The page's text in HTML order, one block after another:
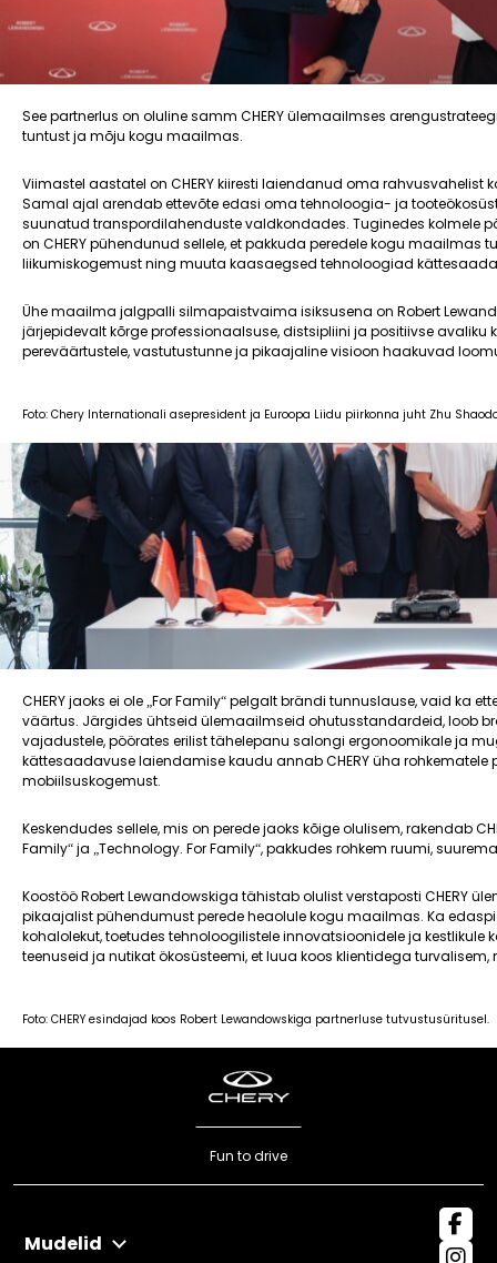
See partnerlus on oluline samm CHERY ülemaailmses
tuntust ja mõju kogu maailmas.
Viimastel aastatel on CHERY kiiresti laiendanud oma rahvusvahelist
Samal ajal arendab ettevõte edasi oma tehnoloogia- ja
suunatud transpordilahenduste valdkondades. Tuginedes kolmele
on CHERY pühendunud sellele, et pakkuda peredele kogu
liikumiskogemust ning muuta kaasaegsed tehnoloogiad
Ühe maailma jalgpalli silmapaistvaima isiksusena on Robert
järjepidevalt kõrge professionaalsuse, distsipliini ja positiivse
pereväärtustele, vastutustunne ja pikaajaline visioon haakuvad
Foto: Chery Internationali asepresident ja Euroopa Liidu piirkonna juht Zhu
CHERY jaoks ei ole „For Family“ pelgalt brändi tunnuslause, vaid ka
väärtus. Järgides ühtseid ülemaailmseid ohutusstandardeid, loob
vajadustele, pöörates erilist tähelepanu salongi ergonoomikale ja
kättesaadavuse laiendamise kaudu annab CHERY üha
mobiilsuskogemust.
Keskendudes sellele, mis on perede jaoks kõige olulisem, rakendab
Family“ ja „Technology. For Family“, pakkudes rohkem ruumi,
Koostöö Robert Lewandowskiga tähistab olulist verstaposti CHERY
pikaajalist pühendumust perede heaolule kogu maailmas. Ka
kohalolekut, toetudes tehnoloogilistele innovatsioonidele ja
teenuseid ja nutikat ökosüsteemi, et luua koos klientidega
Foto: CHERY esindajad koos Robert Lewandowskiga partnerluse tutvustusüritusel.
Mudelid
Fun to drive